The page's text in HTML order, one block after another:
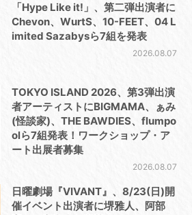
「Hype Like it!」、第二弾出演者に
Chevon、WurtS、10-FEET、04 L
imited Sazabysら7組を発表
2026.08.07
TOKYO ISLAND 2026、第3弾出演
者アーティストにBIGMAMA、ぁみ
(怪談家)、THE BAWDIES、flumpo
olら7組発表！ワークショップ・ア
ート出展者募集
2026.08.07
日曜劇場『VIVANT』、8/23(日)開
催イベント出演者に堺雅人、阿部